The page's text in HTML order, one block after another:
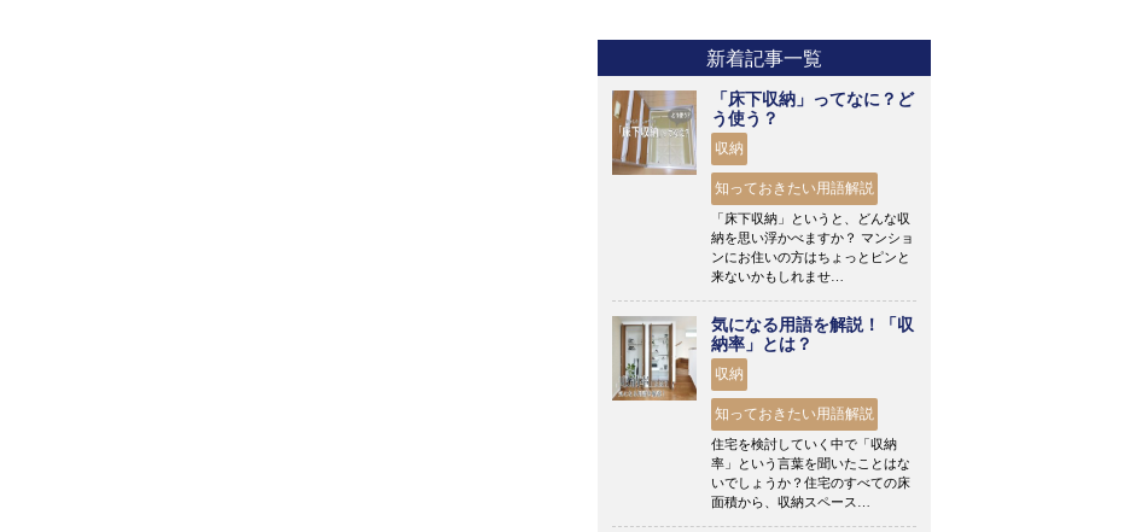
新着記事一覧
「床下収納」ってなに？ど
う使う？
収納
知っておきたい用語解説
「床下収納」というと、どんな収
納を思い浮かべますか？ マンショ
ンにお住いの方はちょっとピンと
来ないかもしれませ…
気になる用語を解説！「収
納率」とは？
収納
知っておきたい用語解説
住宅を検討していく中で「収納
率」という言葉を聞いたことはな
いでしょうか？住宅のすべての床
面積から、収納スペース…